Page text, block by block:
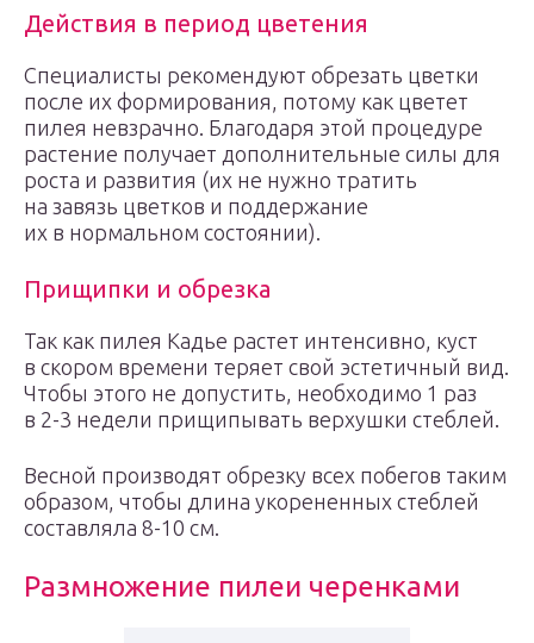
Действия в период цветения
Специалисты рекомендуют обрезать цветки
после их формирования, потому как цветет
пилея невзрачно. Благодаря этой процедуре
растение получает дополнительные силы для
роста и развития (их не нужно тратить
на завязь цветков и поддержание
их в нормальном состоянии).
Прищипки и обрезка
Так как пилея Кадье растет интенсивно, куст
в скором времени теряет свой эстетичный вид.
Чтобы этого не допустить, необходимо 1 раз
в 2-3 недели прищипывать верхушки стеблей.
Весной производят обрезку всех побегов таким
образом, чтобы длина укорененных стеблей
составляла 8-10 см.
Размножение пилеи черенками